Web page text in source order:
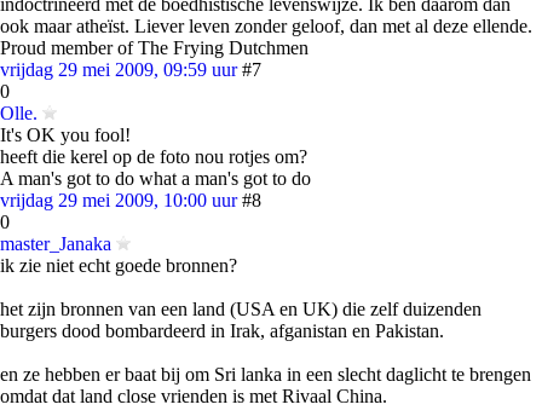
ook maar atheïst. Liever leven zonder geloof, dan met al deze ellende.
Proud member of The Frying Dutchmen
vrijdag 29 mei 2009, 09:59 uur #7
0
Olle.
It's OK you fool!
heeft die kerel op de foto nou rotjes om?
A man's got to do what a man's got to do
vrijdag 29 mei 2009, 10:00 uur #8
0
master_Janaka
ik zie niet echt goede bronnen?
het zijn bronnen van een land (USA en UK) die zelf duizenden
burgers dood bombardeerd in Irak, afganistan en Pakistan.
en ze hebben er baat bij om Sri lanka in een slecht daglicht te brengen
omdat dat land close vrienden is met Rivaal China.